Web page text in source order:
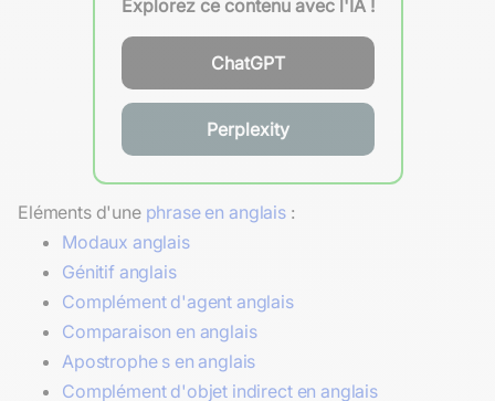
Explorez ce contenu avec l'IA !
ChatGPT
Perplexity
Eléments d'une phrase en anglais:
Modaux anglais
Génitif anglais
Complément d'agent anglais
Comparaison en anglais
Apostrophe s en anglais
Complément d'objet indirect en anglais